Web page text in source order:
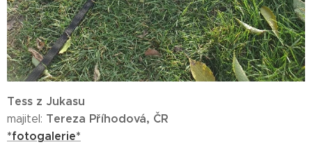
Tess z Jukasu
majitel: Tereza Příhodová, ČR
*fotogalerie*